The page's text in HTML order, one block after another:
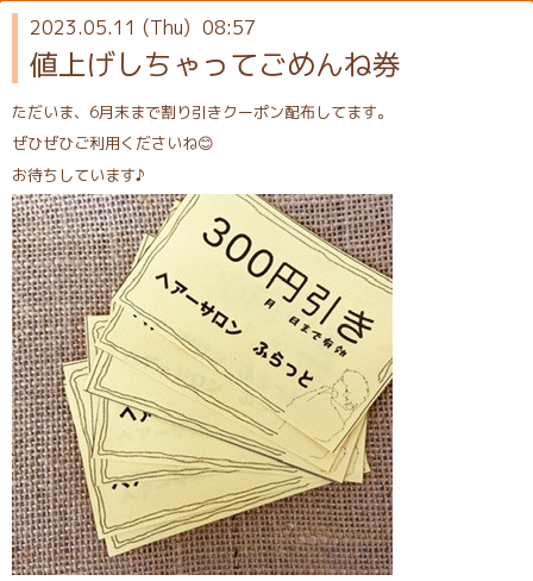
2023.05.11 (Thu) 08:57
値上げしちゃってごめんね券
ただいま、6月末まで割り引きクーポン配布してます。
ぜひぜひご利用くださいね😊
お待ちしています♪